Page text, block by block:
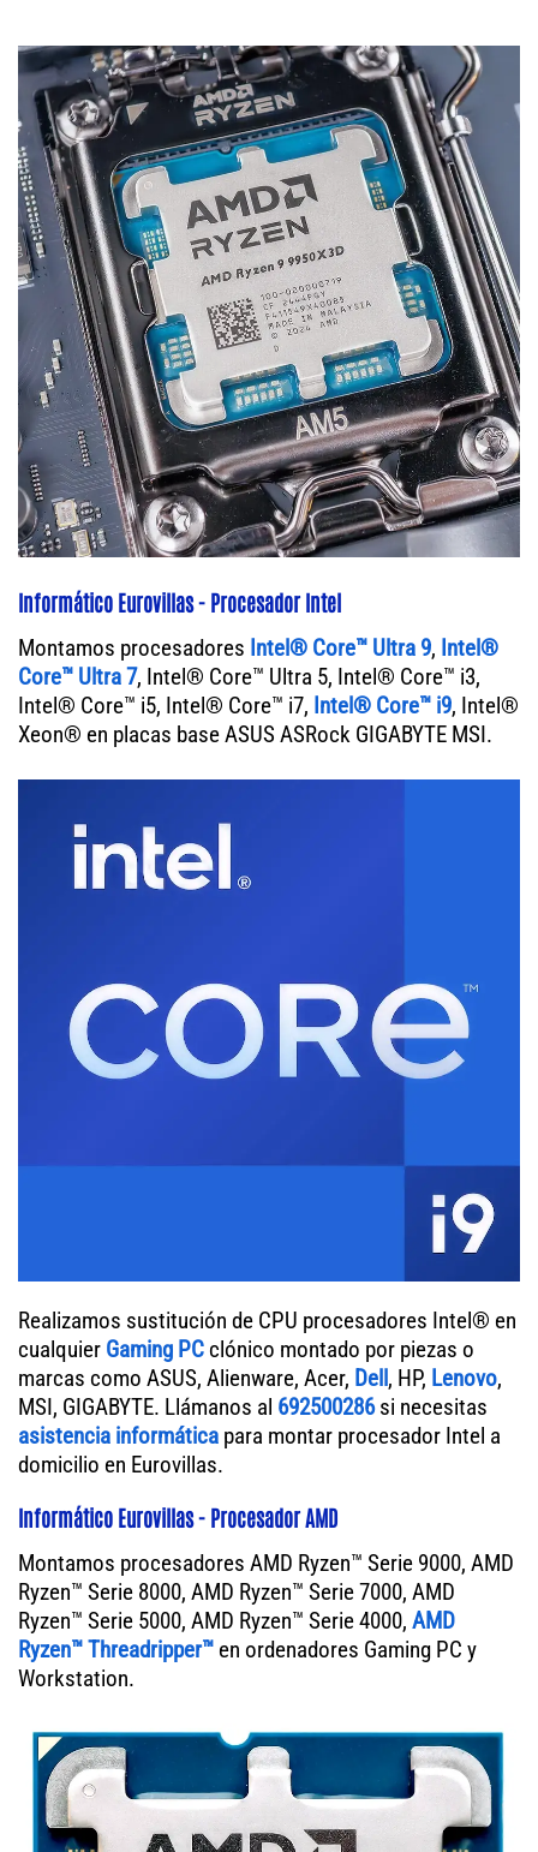
Informático Eurovillas - Procesador Intel
Montamos procesadores Intel® Core™ Ultra 9, Intel®
Core™ Ultra 7, Intel® Core™ Ultra 5, Intel® Core™ i3,
Intel® Core™ i5, Intel® Core™ i7, Intel® Core™ i9, Intel®
Xeon® en placas base ASUS ASRock GIGABYTE MSI.
Realizamos sustitución de CPU procesadores Intel® en
cualquier Gaming PC clónico montado por piezas o
marcas como ASUS, Alienware, Acer, Dell, HP, Lenovo,
MSI, GIGABYTE. Llámanos al 692500286si necesitas
asistencia informática para montar procesador Intel a
domicilio en Eurovillas.
Informático Eurovillas - Procesador AMD
Montamos procesadores AMD Ryzen™ Serie 9000, AMD
Ryzen™ Serie 8000, AMD Ryzen™ Serie 7000, AMD
Ryzen™ Serie 5000, AMD Ryzen™ Serie 4000, AMD
Ryzen™ Threadripper™ en ordenadores Gaming PC y
Workstation.